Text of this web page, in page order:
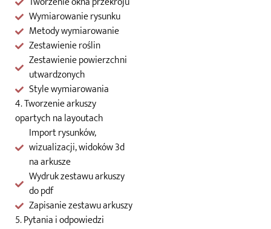
Wymiarowanie rysunku
Metody wymiarowanie
Zestawienie roślin
Zestawienie powierzchni
utwardzonych
Style wymiarowania
4. Tworzenie arkuszy
opartych na layoutach
Import rysunków,
wizualizacji, widoków 3d
na arkusze
Wydruk zestawu arkuszy
do pdf
Zapisanie zestawu arkuszy
5. Pytania i odpowiedzi